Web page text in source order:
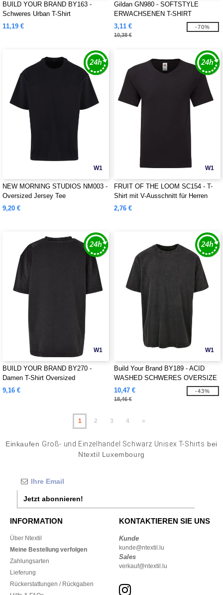
BUILD YOUR BRAND BY163 -
Schweres Urban T-Shirt
11,19 €
Gildan GN980 - SOFTSTYLE
ERWACHSENEN T-SHIRT
3,11 €
10,38 €
-70%
W1
NEW MORNING STUDIOS NM003 -
Oversized Jersey Tee
9,20 €
W1
FRUIT OF THE LOOM SC154 - T-
Shirt mit V-Ausschnitt für Herren
2,76 €
W1
BUILD YOUR BRAND BY270 -
Damen T-Shirt Oversized
9,16 €
W1
Build Your Brand BY189 - ACID
WASHED SCHWERES OVERSIZE
TEE
10,47 €
18,46 €
-43%
1 2 3 4 »
Einkaufen Groß- und Einzelhandel Schwarz Unisex T-Shirts bei
Ntextil Luxembourg
Jetzt abonnieren!
INFORMATION
Über Ntextil
Meine Bestellung verfolgen
Zahlungsarten
Lieferung
Rückerstattungen / Rückgaben
KONTAKTIEREN SIE UNS
Kunde
kunde@ntextil.lu
Sales
verkauf@ntextil.lu